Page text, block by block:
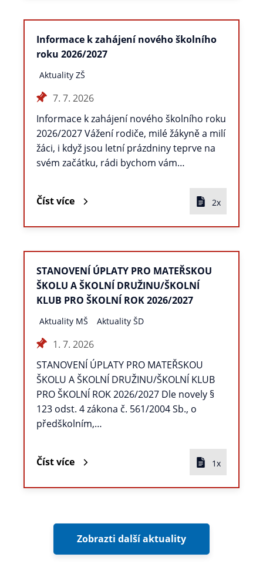
Informace k zahájení nového školního
roku 2026/2027
Aktuality ZŠ
7. 7. 2026
Informace k zahájení nového školního roku
2026/2027 Vážení rodiče, milé žákyně a milí
žáci, i když jsou letní prázdniny teprve na
svém začátku, rádi bychom vám…
Číst více 2x
STANOVENÍ ÚPLATY PRO MATEŘSKOU
ŠKOLU A ŠKOLNÍ DRUŽINU/ŠKOLNÍ
KLUB PRO ŠKOLNÍ ROK 2026/2027
Aktuality MŠ Aktuality ŠD
1. 7. 2026
STANOVENÍ ÚPLATY PRO MATEŘSKOU
ŠKOLU A ŠKOLNÍ DRUŽINU/ŠKOLNÍ KLUB
PRO ŠKOLNÍ ROK 2026/2027 Dle novely §
123 odst. 4 zákona č. 561/2004 Sb., o
předškolním,…
Číst více 1x
Zobrazti další aktuality